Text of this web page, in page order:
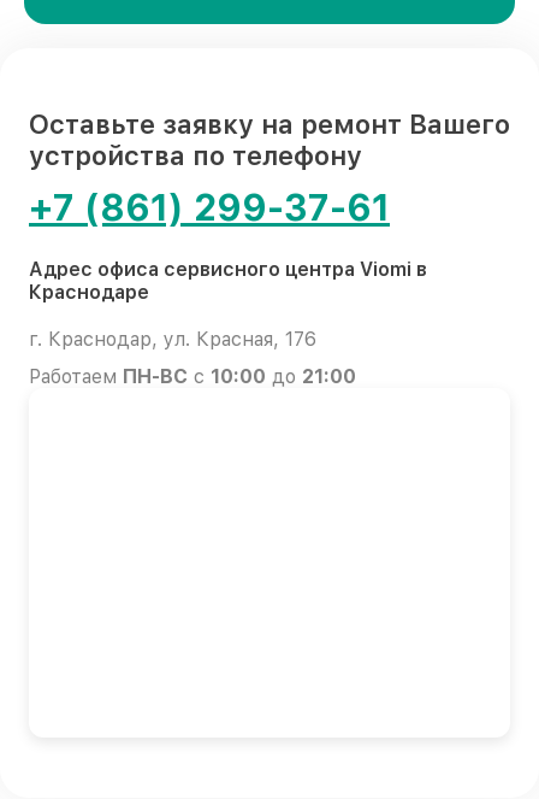
Оставьте заявку на ремонт Вашего
устройства по телефону
+7 (861) 299-37-61
Адрес офиса сервисного центра Viomi в
Краснодаре
г. Краснодар, ул. Красная, 176
Работаем ПН-ВС с 10:00 до 21:00